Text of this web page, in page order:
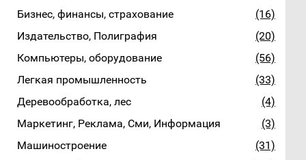
Бизнес, финансы, страхование
(16)
Издательство, Полиграфия
(20)
Компьютеры, оборудование
(56)
Легкая промышленность
(33)
Деревообработка, лес
(4)
Маркетинг, Реклама, Сми, Информация
(3)
Машиностроение
(31)